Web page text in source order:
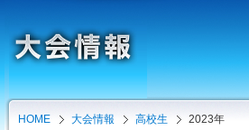
HOME 大会情報 高校生 2023年